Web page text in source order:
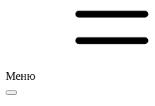
Меню